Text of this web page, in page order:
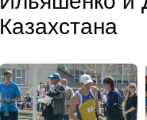
Казахстана